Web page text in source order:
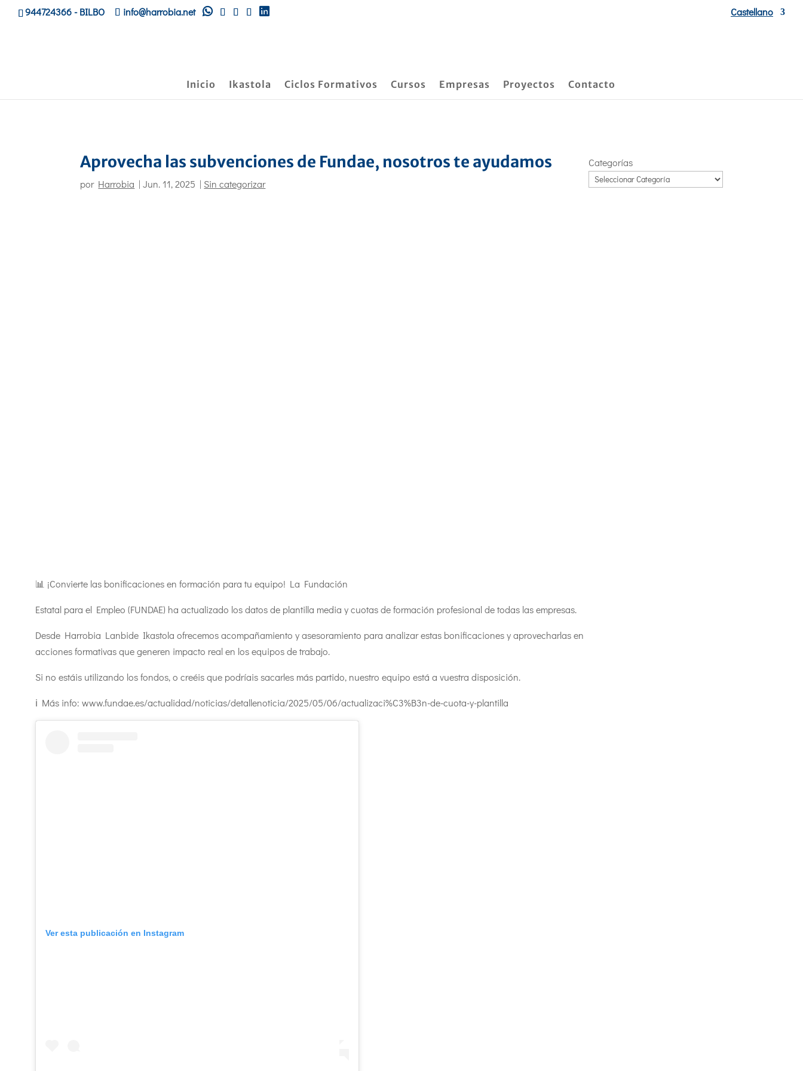
944724366- BILBO info@harrobia.net Castellano
Inicio Ikastola Ciclos Formativos Cursos Empresas Proyectos Contacto
Aprovecha las subvenciones de Fundae, nosotros te ayudamos
por Harrobia |Jun. 11, 2025 | Sin categorizar
📊 ¡Convierte las bonificaciones en formación para tu equipo! La Fundación
Estatal para el Empleo (FUNDAE) ha actualizado los datos de plantilla media y cuotas de formación profesional de todas las empresas.
Desde Harrobia Lanbide Ikastola ofrecemos acompañamiento y asesoramiento para analizar estas bonificaciones y aprovecharlas en
acciones formativas que generen impacto real en los equipos de trabajo.
Si no estáis utilizando los fondos, o creéis que podríais sacarles más partido, nuestro equipo está a vuestra disposición.
ℹ️ Más info: www.fundae.es/actualidad/noticias/detallenoticia/2025/05/06/actualizaci%C3%B3n-de-cuota-y-plantilla
Ver esta publicación en Instagram
Categorías